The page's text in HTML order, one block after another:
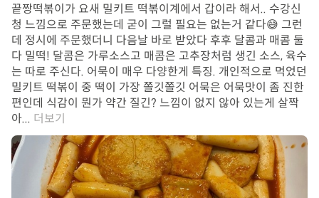
끝짱떡볶이가 요새 밀키트 떡볶이계에서 갑이라 해서.. 수강신
청 느낌으로 주문했는데 굳이 그럴 필요는 없는거 같다😅 그런
데 정시에 주문했더니 다음날 바로 받았다 후후 달콤과 매콤 둘
다 밀떡! 달콤은 가루소스고 매콤은 고추장처럼 생긴 소스, 육수
는 따로 주신다. 어묵이 매우 다양한게 특징. 개인적으로 먹었던
밀키트 떡볶이 중 떡이 가장 쫄깃쫄깃 어묵은 어묵맛이 좀 진한
편인데 식감이 뭔가 약간 질긴? 느낌이 없지 않아 있는게 살짝
아... 더보기